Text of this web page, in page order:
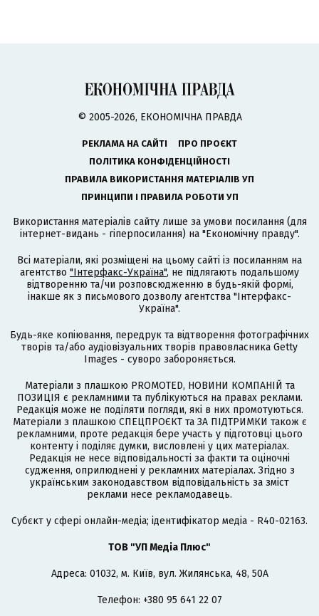
© 2005-2026, ЕКОНОМІЧНА ПРАВДА
РЕКЛАМА НА САЙТІ
ПРО ПРОЄКТ
ПОЛІТИКА КОНФІДЕНЦІЙНОСТІ
ПРАВИЛА ВИКОРИСТАННЯ МАТЕРІАЛІВ УП
ПРИНЦИПИ І ПРАВИЛА РОБОТИ УП
Використання матеріалів сайту лише за умови посилання (для
інтернет-видань - гіперпосилання) на "Економічну правду".
Всі матеріали, які розміщені на цьому сайті із посиланням на
агентство "Інтерфакс-Україна", не підлягають подальшому
відтворенню та/чи розповсюдженню в будь-якій формі,
інакше як з письмового дозволу агентства "Інтерфакс-
Україна".
Будь-яке копіювання, передрук та відтворення фотографічних
творів та/або аудіовізуальних творів правовласника Getty
Images - суворо забороняється.
Матеріали з плашкою PROMOTED, НОВИНИ КОМПАНІЙ та
ПОЗИЦІЯ є рекламними та публікуються на правах реклами.
Редакція може не поділяти погляди, які в них промотуються.
Матеріали з плашкою СПЕЦПРОЄКТ та ЗА ПІДТРИМКИ також є
рекламними, проте редакція бере участь у підготовці цього
контенту і поділяє думки, висловлені у цих матеріалах.
Редакція не несе відповідальності за факти та оціночні
судження, оприлюднені у рекламних матеріалах. Згідно з
українським законодавством відповідальність за зміст
реклами несе рекламодавець.
Cубєкт у сфері онлайн-медіа; ідентифікатор медіа - R40-02163.
ТОВ "УП Медіа Плюс"
Адреса: 01032, м. Київ, вул. Жилянська, 48, 50А
Телефон: +380 95 641 22 07